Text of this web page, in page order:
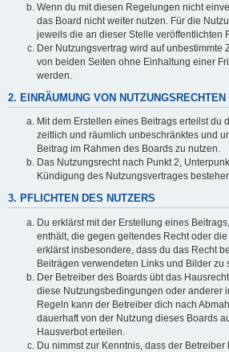
Wenn du mit diesen Regelungen nicht
das Board nicht weiter nutzen. Für die
jeweils die an dieser Stelle veröffentlichten
Der Nutzungsvertrag wird auf unbestimmte
von beiden Seiten ohne Einhaltung einer
werden.
2. EINRÄUMUNG VON NUTZUNGSRECHTEN
Mit dem Erstellen eines Beitrags erteilst du
zeitlich und räumlich unbeschränktes und
Beitrag im Rahmen des Boards zu nutzen.
Das Nutzungsrecht nach Punkt 2,
Kündigung des Nutzungsvertrages
3. PFLICHTEN DES NUTZERS
Du erklärst mit der Erstellung eines
enthält, die gegen geltendes Recht oder
erklärst insbesondere, dass du das Recht
Beiträgen verwendeten Links und Bilder zu
Der Betreiber des Boards übt das
diese Nutzungsbedingungen oder anderer
Regeln kann der Betreiber dich nach
dauerhaft von der Nutzung dieses Boards
Hausverbot erteilen.
Du nimmst zur Kenntnis, dass der